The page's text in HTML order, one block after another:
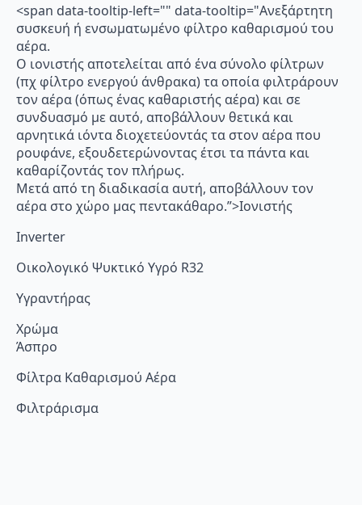
<span data-tooltip-left="" data-tooltip="Ανεξάρτητη
συσκευή ή ενσωματωμένο φίλτρο καθαρισμού του
αέρα.
Ο ιονιστής αποτελείται από ένα σύνολο φίλτρων
(πχ φίλτρο ενεργού άνθρακα) τα οποία φιλτράρουν
τον αέρα (όπως ένας καθαριστής αέρα) και σε
συνδυασμό με αυτό, αποβάλλουν θετικά και
αρνητικά ιόντα διοχετεύοντάς τα στον αέρα που
ρουφάνε, εξουδετερώνοντας έτσι τα πάντα και
καθαρίζοντάς τον πλήρως.
Μετά από τη διαδικασία αυτή, αποβάλλουν τον
αέρα στο χώρο μας πεντακάθαρο.”>Ιονιστής
Inverter
Οικολογικό Ψυκτικό Υγρό R32
Υγραντήρας
Χρώμα
Άσπρο
Φίλτρα Καθαρισμού Αέρα
Φιλτράρισμα